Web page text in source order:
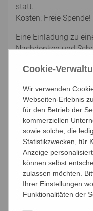
statt.
Kosten: Freie Spende!
Eine Einladung zu
Nachdenken und
Ungewohntes,
Sa. 22.08.2026 | KBW
Y00152
Cookie-
Wir verwenden
Webseiten-Erlebnis
für den Betrieb der
kommerziellen
sowie solche, die
Statistikzwecken, für
Anzeige
können selbst
zulassen möchten.
Ihrer Einstellungen
Funktionalitäten der